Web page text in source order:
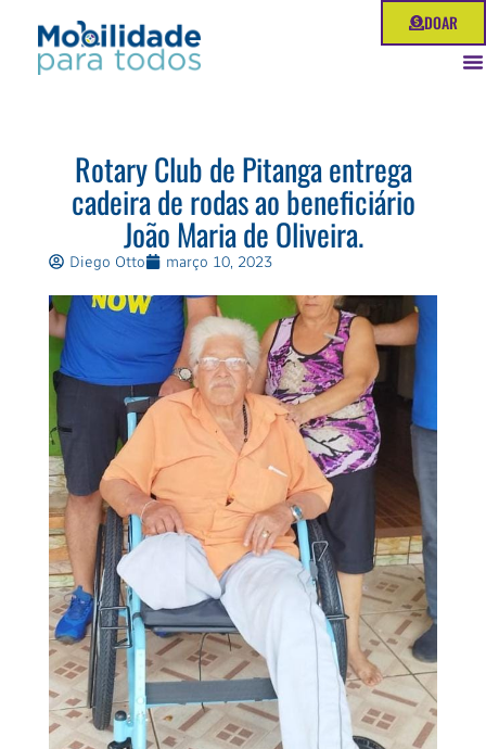
DOAR
Rotary Club de Pitanga entrega
cadeira de rodas ao beneficiário
João Maria de Oliveira.
Diego Otto março 10, 2023